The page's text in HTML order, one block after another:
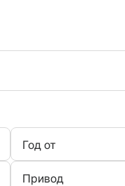
Год от
Привод